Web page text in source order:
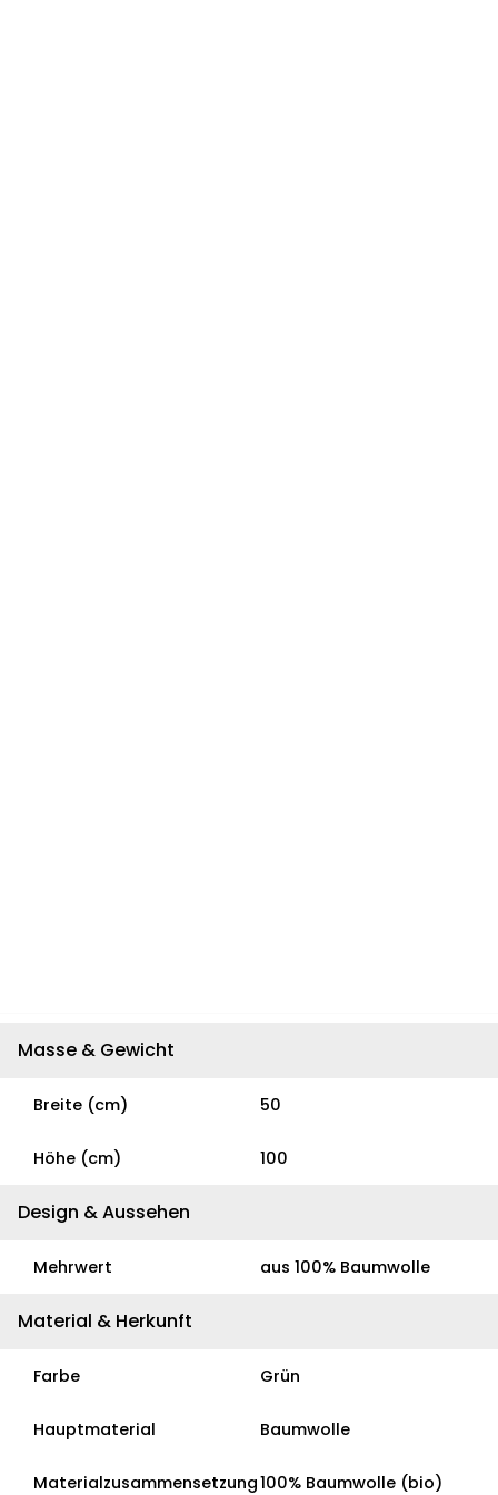
Masse & Gewicht
Breite (cm) 50
Höhe (cm) 100
Design & Aussehen
Mehrwert aus 100% Baumwolle
Material & Herkunft
Farbe Grün
Hauptmaterial Baumwolle
Materialzusammensetzung100% Baumwolle (bio)